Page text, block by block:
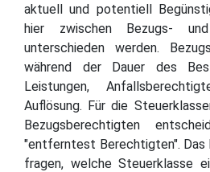
aktuell und potentiell
hier zwischen Bezugs- und
unterschieden werden.
während der Dauer des
Leistungen,
Auflösung. Für die
Bezugsberechtigten
"entferntest Berechtigten". Das
fragen, welche Steuerklasse